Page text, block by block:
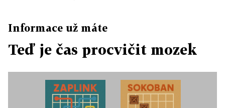
Informace už máte
Teď je čas procvičit mozek